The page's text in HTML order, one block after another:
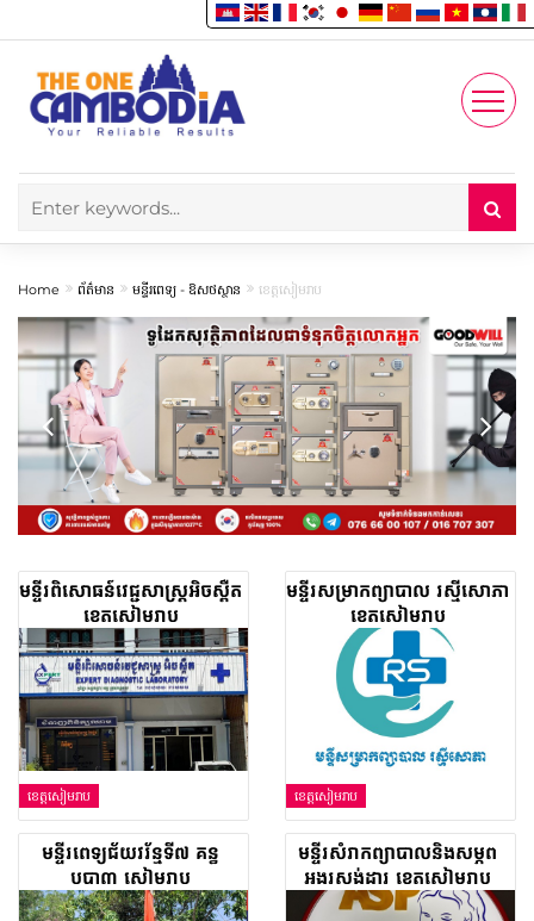
Account
Enjoy
Home ព័ត៌មាន មន្ទីរពេទ្យ -​ ឱសថស្ថាន ខេត្តសៀមរាប
មន្ទីរពិសោធន៍វេជ្ជសាស្រ្តអិចស្ពឺត
ខេត្តសៀមរាប
ខេត្តសៀមរាប
មន្ទីរសម្រាកព្យាបាល រស្មីសោភា​
​ខេត្តសៀមរាប
ខេត្តសៀមរាប
មន្ទីរពេទ្យ​ជ័យវរ័ន្មទី៧ គន្ធ
បុប្ផា៣ សៀមរាប
មន្ទីរសំរាកព្យាបាលនិងសម្ភព
អង្គរស្តង់ដារ ខេត្តសៀមរាប